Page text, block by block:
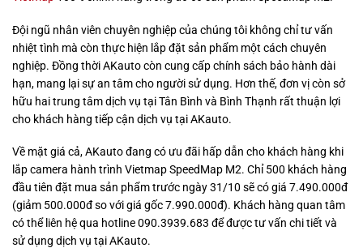
Đội ngũ nhân viên chuyên nghiệp của chúng tôi không chỉ tư vấn
nhiệt tình mà còn thực hiện lắp đặt sản phẩm một cách chuyên
nghiệp. Đồng thời AKauto còn cung cấp chính sách bảo hành dài
hạn, mang lại sự an tâm cho người sử dụng. Hơn thế, đơn vị còn sở
hữu hai trung tâm dịch vụ tại Tân Bình và Bình Thạnh rất thuận lợi
cho khách hàng tiếp cận dịch vụ tại AKauto.
Về mặt giá cả, AKauto đang có ưu đãi hấp dẫn cho khách hàng khi
lắp camera hành trình Vietmap SpeedMap M2. Chỉ 500 khách hàng
đầu tiên đặt mua sản phẩm trước ngày 31/10 sẽ có giá 7.490.000đ
(giảm 500.000đ so với giá gốc 7.990.000đ). Khách hàng quan tâm
có thể liên hệ qua hotline 090.3939.683 để được tư vấn chi tiết và
sử dụng dịch vụ tại AKauto.